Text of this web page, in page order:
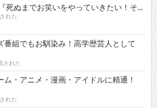
死ぬまでお笑いをやっていきたい！そ...
れた
組でもお馴染み！高学歴芸人として
された
・アニメ・漫画・アイドルに精通！
れた